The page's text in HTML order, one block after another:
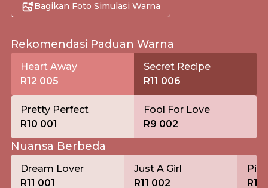
Bagikan Foto Simulasi Warna
Rekomendasi Paduan Warna
Heart Away
R12 005
Secret Recipe
R11 006
Pretty Perfect
R10 001
Fool For Love
R9 002
Nuansa Berbeda
Dream Lover
R11 001
Just A Girl
R11 002
R11